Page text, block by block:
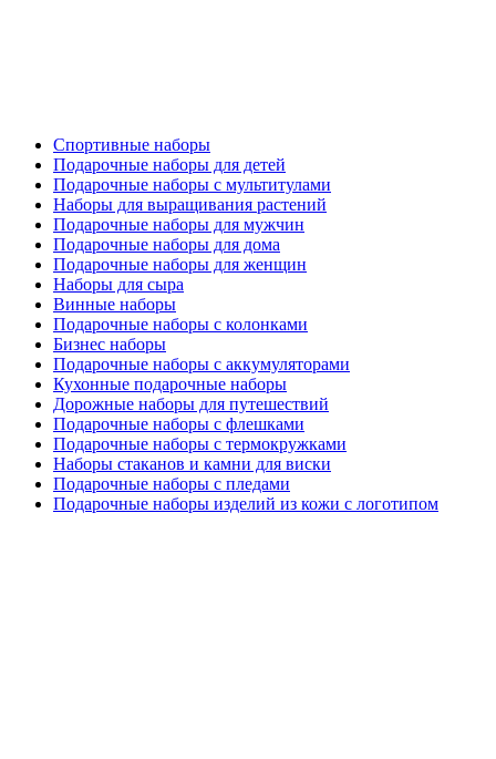
Спортивные наборы
Подарочные наборы для детей
Подарочные наборы с мультитулами
Наборы для выращивания растений
Подарочные наборы для мужчин
Подарочные наборы для дома
Подарочные наборы для женщин
Наборы для сыра
Винные наборы
Подарочные наборы с колонками
Бизнес наборы
Подарочные наборы с аккумуляторами
Кухонные подарочные наборы
Дорожные наборы для путешествий
Подарочные наборы с флешками
Подарочные наборы с термокружками
Наборы стаканов и камни для виски
Подарочные наборы с пледами
Подарочные наборы изделий из кожи с логотипом